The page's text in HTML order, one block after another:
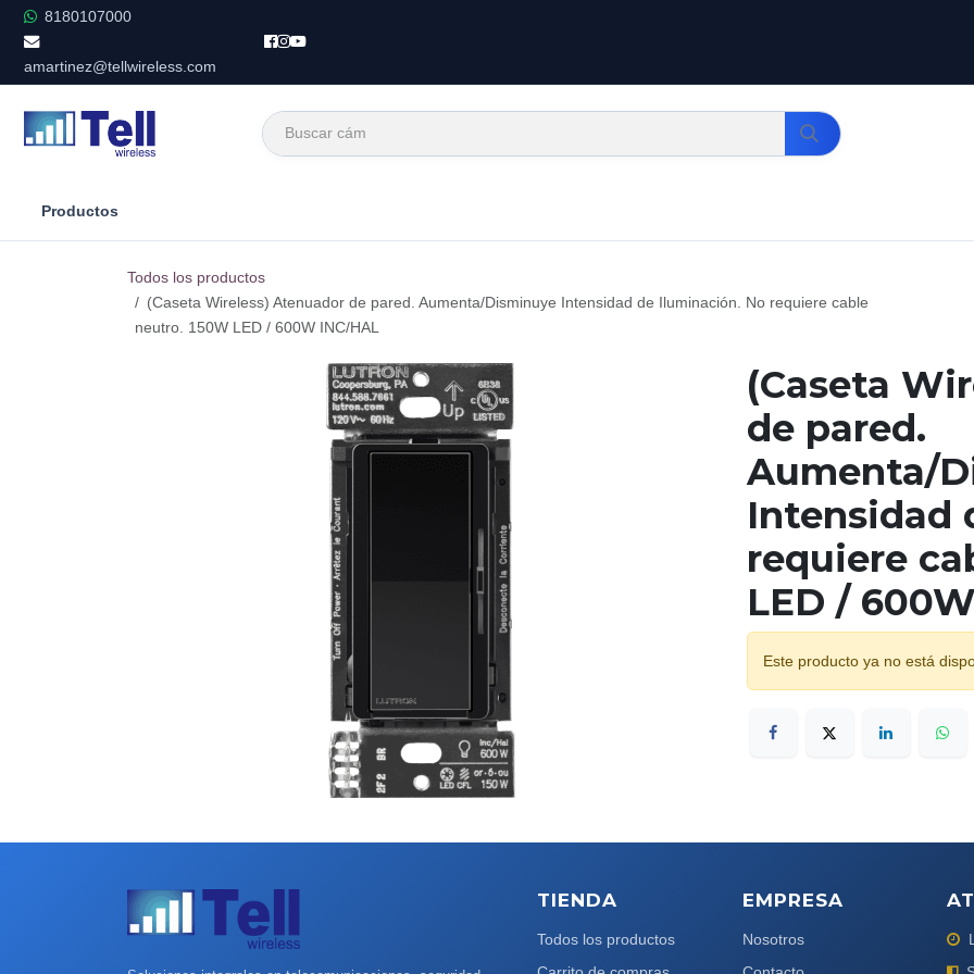
Ir al contenido
8180107000
amartinez@tellwireless.com
Productos
Todos los productos
(Caseta Wireless) Atenuador de pared. Aumenta/Disminuye Intensidad de Iluminación. No requiere cable
neutro. 150W LED / 600W INC/HAL
(Caseta
de pared.
Aumenta/
Intensidad
requiere
LED /
Este producto ya no está
TIENDA
Todos los productos
EMPRESA
Nosotros